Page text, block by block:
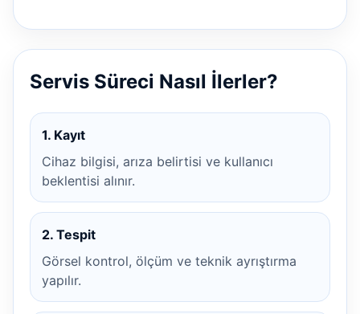
Servis Süreci Nasıl İlerler?
1. Kayıt
Cihaz bilgisi, arıza belirtisi ve kullanıcı
beklentisi alınır.
2. Tespit
Görsel kontrol, ölçüm ve teknik ayrıştırma
yapılır.